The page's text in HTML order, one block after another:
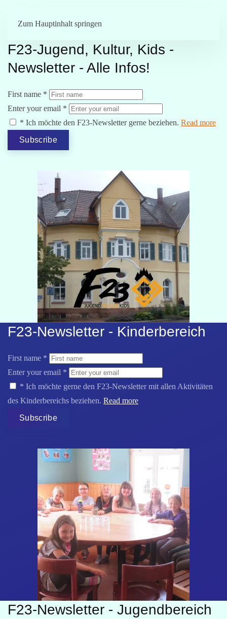
Zum Hauptinhalt springen
F23-Jugend, Kultur, Kids -
Newsletter - Alle Infos!
First name *
Enter your email *
* Ich möchte den F23-Newsletter gerne beziehen. Read more
Subscribe
F23-Newsletter - Kinderbereich
First name *
Enter your email *
* Ich möchte gerne den F23-Newsletter mit allen Aktivitäten
des Kinderbereichs beziehen. Read more
Subscribe
F23-Newsletter - Jugendbereich